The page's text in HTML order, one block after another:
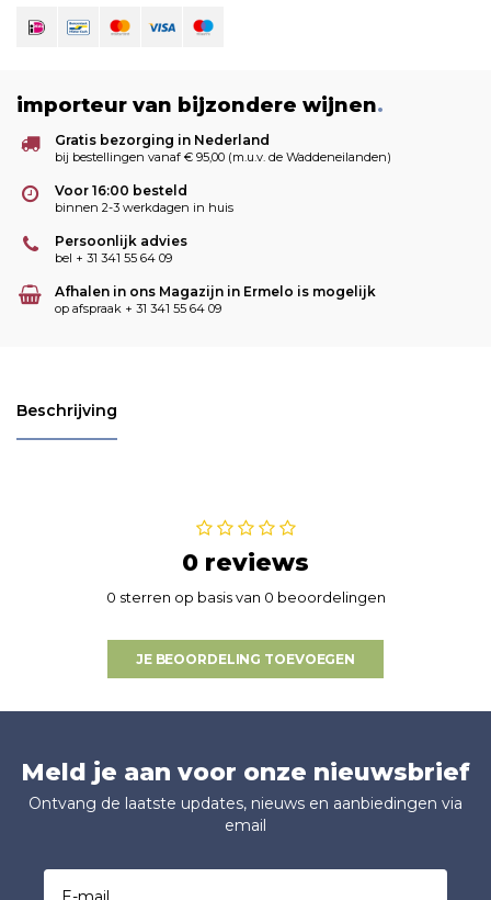
importeur van bijzondere wijnen.
Gratis bezorging in Nederland
bij bestellingen vanaf € 95,00 (m.u.v. de Waddeneilanden)
Voor 16:00 besteld
binnen 2-3 werkdagen in huis
Persoonlijk advies
bel + 31 341 55 64 09
Afhalen in ons Magazijn in Ermelo is mogelijk
op afspraak + 31 341 55 64 09
Beschrijving
0 reviews
0 sterren op basis van 0 beoordelingen
JE BEOORDELING TOEVOEGEN
Meld je aan voor onze nieuwsbrief
Ontvang de laatste updates, nieuws en aanbiedingen via
email